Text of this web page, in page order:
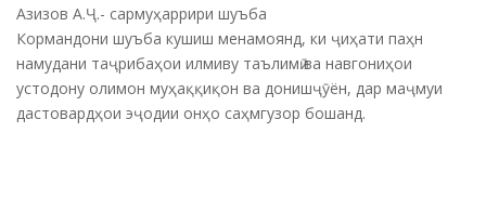
Азизов А.Ҷ.- сармуҳаррири шуъба
Кормандони шуъба кушиш менамоянд, ки ҷиҳати паҳн
намудани таҷрибаҳои илмиву таълимӣ ва навгониҳои
устодону олимон муҳаққиқон ва донишҷӯён, дар маҷмуи
дастовардҳои эҷодии онҳо саҳмгузор бошанд.